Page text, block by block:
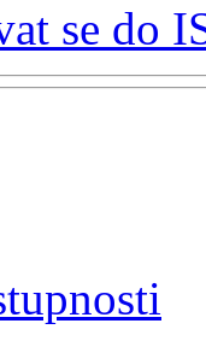
se do